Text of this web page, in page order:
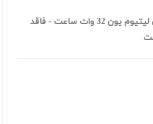
باتری 2 سلولی لیتیوم یون 32 وات ساعت - فاقد